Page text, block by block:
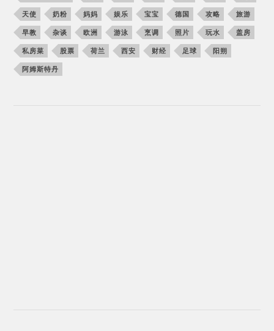
天使 奶粉 妈妈 娱乐 宝宝 德国 攻略 旅游
早教 杂谈 欧洲 游泳 烹调 照片 玩水 盖房
私房菜 股票 荷兰 西安 财经 足球 阳朔
阿姆斯特丹